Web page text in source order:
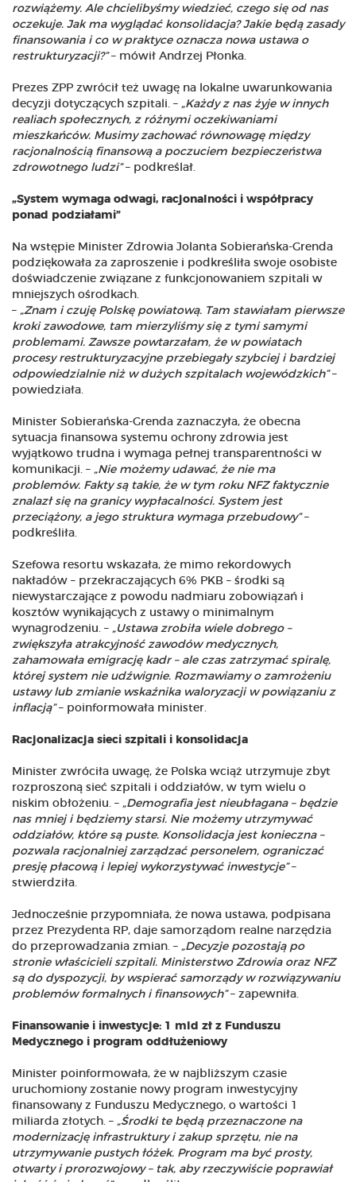
rozwiążemy. Ale chcielibyśmy wiedzieć, czego się od nas
oczekuje. Jak ma wyglądać konsolidacja? Jakie będą zasady
finansowania i co w praktyce oznacza nowa ustawa o
restrukturyzacji?”– mówił Andrzej Płonka.
Prezes ZPP zwrócił też uwagę na lokalne uwarunkowania
decyzji dotyczących szpitali. – „Każdy z nas żyje w innych
realiach społecznych, z różnymi oczekiwaniami
mieszkańców. Musimy zachować równowagę między
racjonalnością finansową a poczuciem bezpieczeństwa
zdrowotnego ludzi”– podkreślał.
„System wymaga odwagi, racjonalności i współpracy
ponad podziałami”
Na wstępie Minister Zdrowia Jolanta Sobierańska-Grenda
podziękowała za zaproszenie i podkreśliła swoje osobiste
doświadczenie związane z funkcjonowaniem szpitali w
mniejszych ośrodkach.
– „Znam i czuję Polskę powiatową. Tam stawiałam pierwsze
kroki zawodowe, tam mierzyliśmy się z tymi samymi
problemami. Zawsze powtarzałam, że w powiatach
procesy restrukturyzacyjne przebiegały szybciej i bardziej
odpowiedzialnie niż w dużych szpitalach wojewódzkich”–
powiedziała.
Minister Sobierańska-Grenda zaznaczyła, że obecna
sytuacja finansowa systemu ochrony zdrowia jest
wyjątkowo trudna i wymaga pełnej transparentności w
komunikacji. – „Nie możemy udawać, że nie ma
problemów. Fakty są takie, że w tym roku NFZ faktycznie
znalazł się na granicy wypłacalności. System jest
przeciążony, a jego struktura wymaga przebudowy”–
podkreśliła.
Szefowa resortu wskazała, że mimo rekordowych
nakładów – przekraczających 6% PKB – środki są
niewystarczające z powodu nadmiaru zobowiązań i
kosztów wynikających z ustawy o minimalnym
wynagrodzeniu. – „Ustawa zrobiła wiele dobrego –
zwiększyła atrakcyjność zawodów medycznych,
zahamowała emigrację kadr – ale czas zatrzymać spiralę,
której system nie udźwignie. Rozmawiamy o zamrożeniu
ustawy lub zmianie wskaźnika waloryzacji w powiązaniu z
inflacją”– poinformowała minister.
Racjonalizacja sieci szpitali i konsolidacja
Minister zwróciła uwagę, że Polska wciąż utrzymuje zbyt
rozproszoną sieć szpitali i oddziałów, w tym wielu o
niskim obłożeniu. – „Demografia jest nieubłagana – będzie
nas mniej i będziemy starsi. Nie możemy utrzymywać
oddziałów, które są puste. Konsolidacja jest konieczna –
pozwala racjonalniej zarządzać personelem, ograniczać
presję płacową i lepiej wykorzystywać inwestycje”–
stwierdziła.
Jednocześnie przypomniała, że nowa ustawa, podpisana
przez Prezydenta RP, daje samorządom realne narzędzia
do przeprowadzania zmian. – „Decyzje pozostają po
stronie właścicieli szpitali. Ministerstwo Zdrowia oraz NFZ
są do dyspozycji, by wspierać samorządy w rozwiązywaniu
problemów formalnych i finansowych”– zapewniła.
Finansowanie i inwestycje: 1 mld zł z Funduszu
Medycznego i program oddłużeniowy
Minister poinformowała, że w najbliższym czasie
uruchomiony zostanie nowy program inwestycyjny
finansowany z Funduszu Medycznego, o wartości 1
miliarda złotych. – „Środki te będą przeznaczone na
modernizację infrastruktury i zakup sprzętu, nie na
utrzymywanie pustych łóżek. Program ma być prosty,
otwarty i prorozwojowy – tak, aby rzeczywiście poprawiał